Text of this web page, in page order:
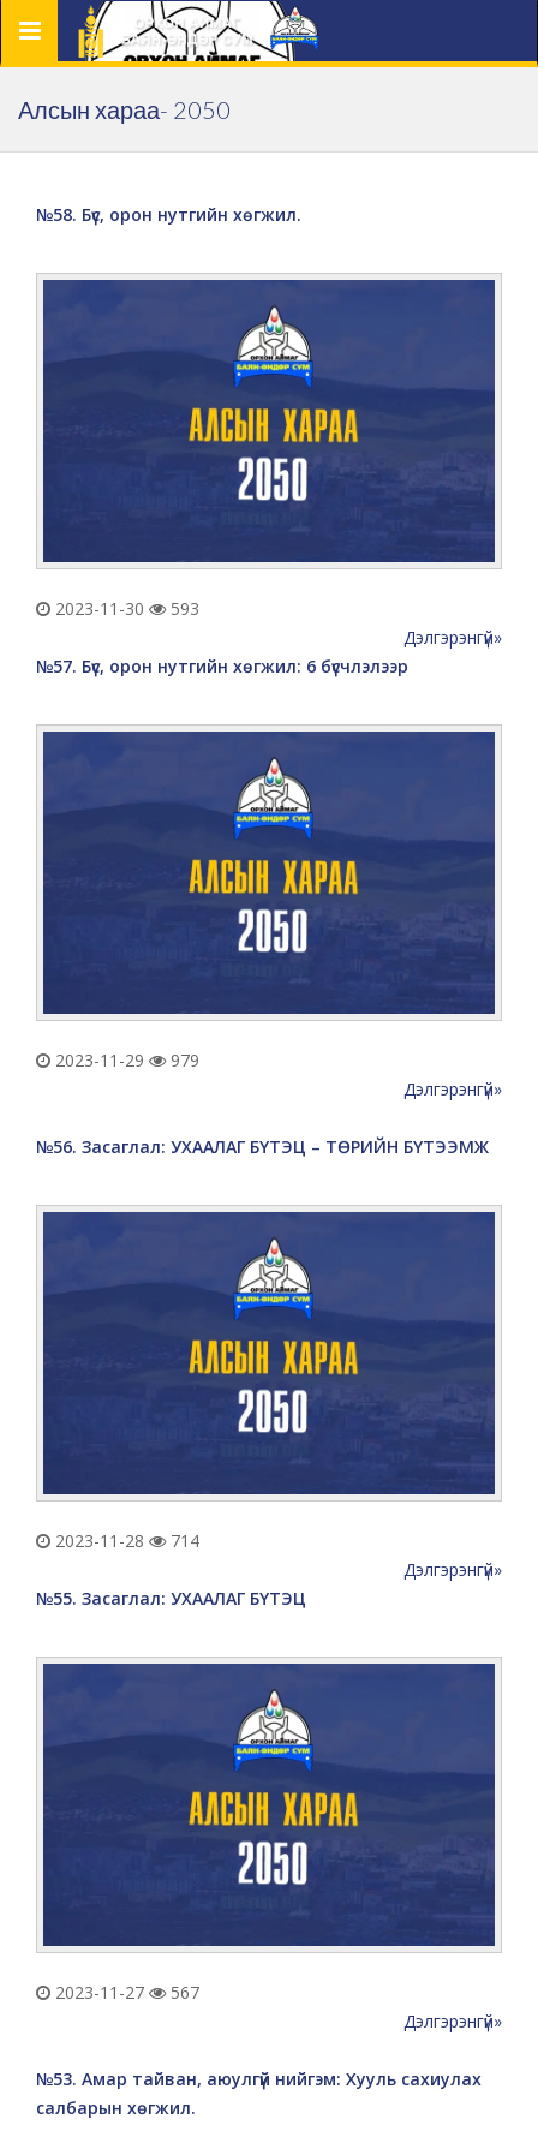
Цэс
Алсын хараа- 2050
№58. Бүс, орон нутгийн хөгжил.
2023-11-30
593
Дэлгэрэнгүй»
№57. Бүс, орон нутгийн хөгжил: 6 бүсчлэлээр
2023-11-29
979
Дэлгэрэнгүй»
№56. Засаглал: УХААЛАГ БҮТЭЦ – ТӨРИЙН БҮТЭЭМЖ
2023-11-28
714
Дэлгэрэнгүй»
№55. Засаглал: УХААЛАГ БҮТЭЦ
2023-11-27
567
Дэлгэрэнгүй»
№53. Амар тайван, аюулгүй нийгэм: Хууль сахиулах
салбарын хөгжил.